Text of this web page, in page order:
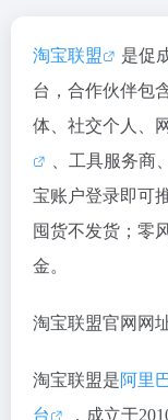
淘宝联盟
是促
台，合作伙伴包
体、社交个人、
、工具服务商
宝账户登录即可
囤货不发货；零
金。
淘宝联盟官网网
淘宝联盟是阿里
台
，成立于